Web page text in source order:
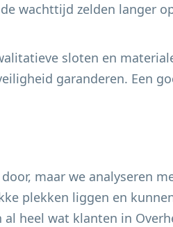
wachttijd zelden langer
sloten en
garanderen. Een
maar we analyseren
plekken liggen en
heel wat klanten in